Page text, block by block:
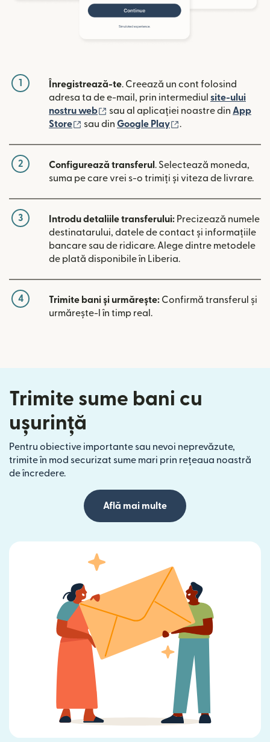
1 Înregistrează-te. Creează un cont folosind
adresa ta de e-mail, prin intermediul site-ului
nostru web
(se deschide într-o fereastră nouă)
sau al aplicației noastre din App
Store
(se deschide într-o fereastră nouă)
sau din Google Play .
2 Configurează transferul . Selectează moneda,
suma pe care vrei s-o trimiți și viteza de livrare.
3 Introdu detaliile transferului: Precizează numele
destinatarului, datele de contact și informațiile
bancare sau de ridicare. Alege dintre metodele
de plată disponibile în Liberia.
4 Trimite bani și urmărește: Confirmă transferul și
urmărește-l în timp real.
Trimite sume bani cu
ușurință
Pentru obiective importante sau nevoi neprevăzute,
trimite în mod securizat sume mari prin rețeaua noastră
de încredere.
Află mai multe